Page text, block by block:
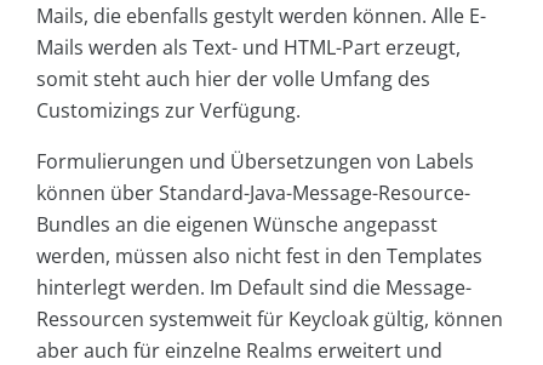
Mails, die ebenfalls gestylt werden können. Alle E-
Mails werden als Text- und HTML-Part erzeugt,
somit steht auch hier der volle Umfang des
Customizings zur Verfügung.
Formulierungen und Übersetzungen von Labels
können über Standard-Java-Message-Resource-
Bundles an die eigenen Wünsche angepasst
werden, müssen also nicht fest in den Templates
hinterlegt werden. Im Default sind die Message-
Ressourcen systemweit für Keycloak gültig, können
aber auch für einzelne Realms erweitert und